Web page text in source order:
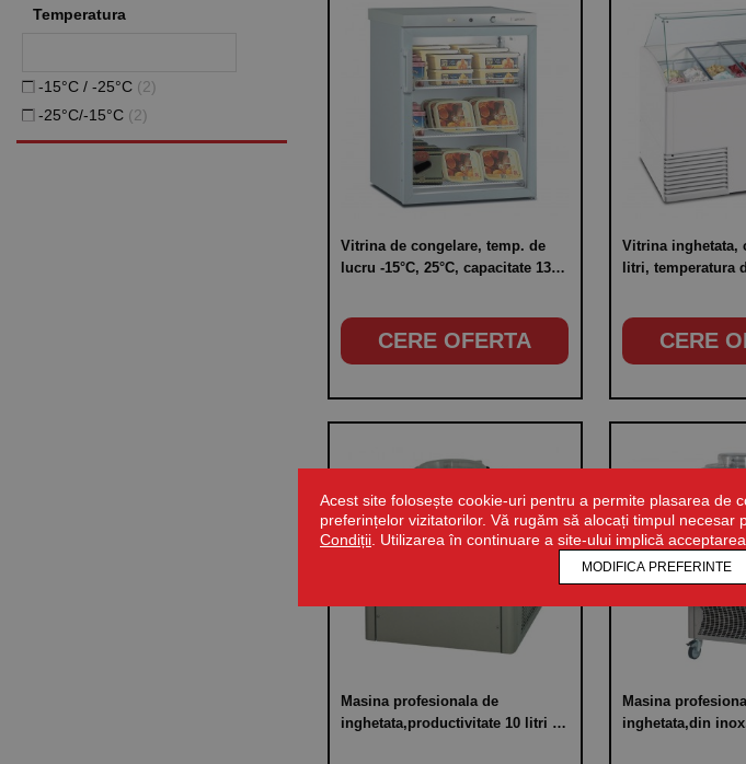
Acest site folosește cookie-uri pentru a permite plasarea de
preferințelor vizitatorilor. Vă rugăm să alocați timpul necesar
Condiții . Utilizarea în continuare a site-ului implică
MODIFICA PREFERINTE
Vitrina de congelare, temp. de
lucru -15°C, 25°C, capacitate 130
CERE OFERTA
Vitrina inghetata,
litri, temperatura
CERE
Masina profesionala de
inghetata,productivitate 10 litri de
Masina
inghetata,din
Temperatura
-15°C / -25°C (2)
-25°C/-15°C (2)